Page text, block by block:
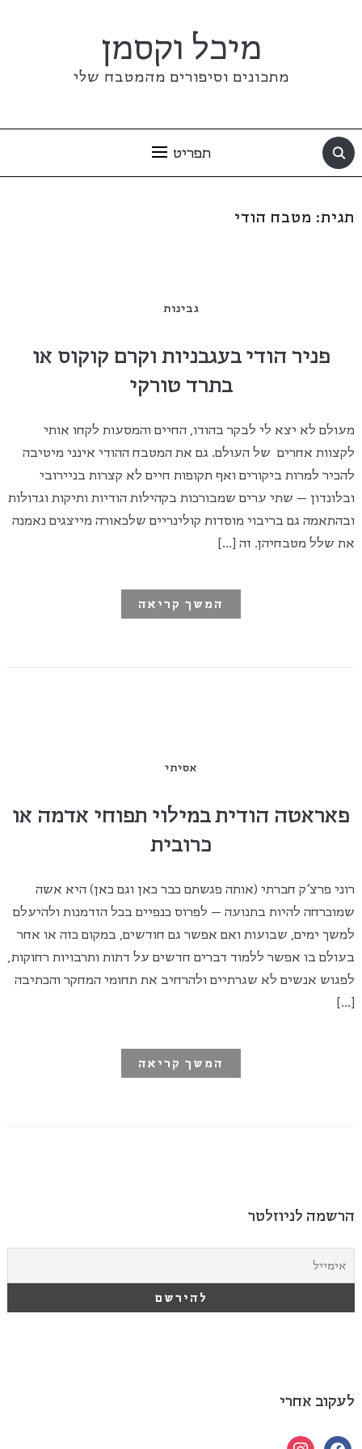
מיכל וקסמן
מתכונים וסיפורים מהמטבח שלי
תפריט
תגית: מטבח הודי
גבינות
פניר הודי בעגבניות וקרם קוקוס או
בתרד טורקי
מעולם לא יצא לי לבקר בהודו, החיים והמסעות לקחו אותי
לקצוות אחרים של העולם. גם את המטבח ההודי אינני מיטיבה
להכיר למרות ביקורים ואף תקופות חיים לא קצרות בניירובי
ובלונדון – שתי ערים שמבורכות בקהילות הודיות ותיקות וגדולות
ובהתאמה גם בריבוי מוסדות קולינריים שלכאורה מייצגים נאמנה
את שלל מטבחיהן. זה […]
המשך קריאה
אסיתי
פאראטה הודית במילוי תפוחי אדמה או
כרובית
רוני פרצ'ק חברתי (אותה פגשתם כבר כאן וגם כאן) היא אשה
שמוכרחה להיות בתנועה – לפרוס כנפיים בכל הזדמנות ולהיעלם
למשך ימים, שבועות ואם אפשר גם חודשים, במקום כזה או אחר
בעולם בו אפשר ללמוד דברים חדשים על דתות ותרבויות רחוקות,
לפגוש אנשים לא שגרתיים ולהרחיב את תחומי המחקר והכתיבה
[…]
המשך קריאה
הרשמה לניוזלטר
לעקוב אחרי
facebook
instagram